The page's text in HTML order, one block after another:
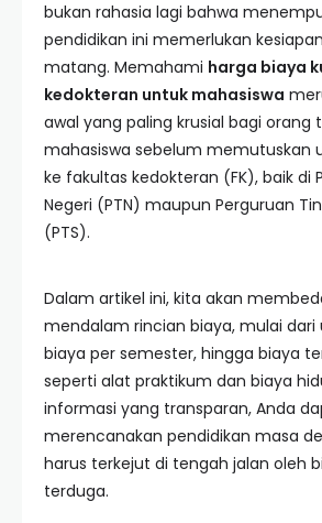
bukan rahasia lagi bahwa
pendidikan ini memerlukan
matang. Memahami harga biaya
kedokteran untuk mahasiswa
awal yang paling krusial bagi orang
mahasiswa sebelum memutuskan
ke fakultas kedokteran (FK), baik di
Negeri (PTN) maupun Perguruan
(PTS).
Dalam artikel ini, kita akan
mendalam rincian biaya, mulai dari
biaya per semester, hingga biaya
seperti alat praktikum dan biaya
informasi yang transparan, Anda
merencanakan pendidikan masa
harus terkejut di tengah jalan oleh
terduga.